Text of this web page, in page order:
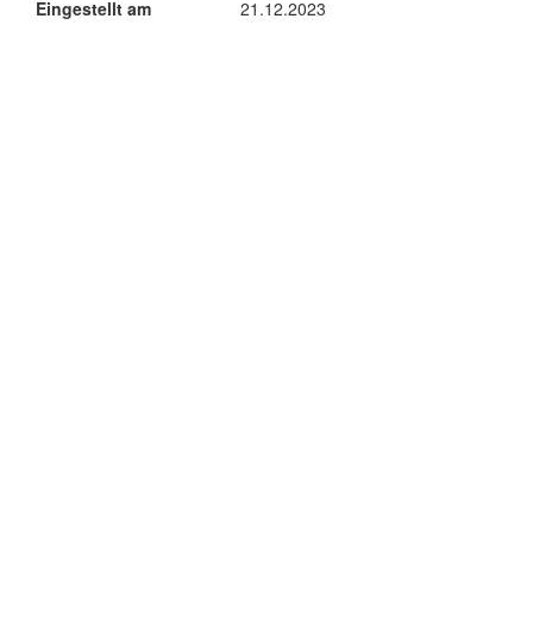
Eingestellt am 21.12.2023